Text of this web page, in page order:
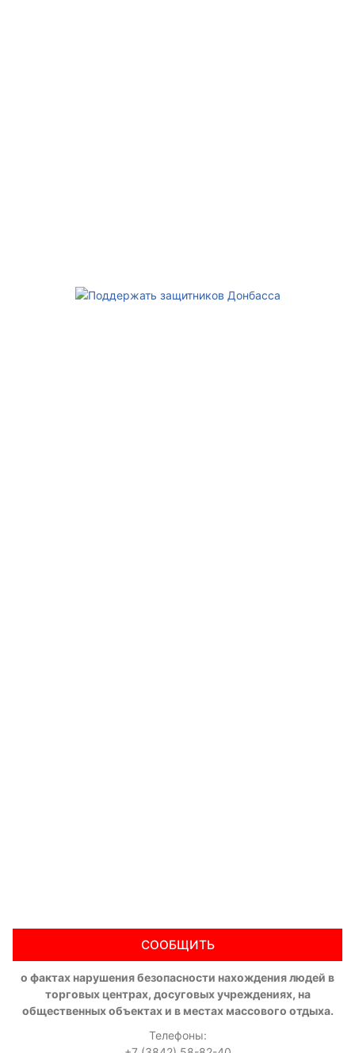
СООБЩИТЬ
о фактах нарушения безопасности нахождения людей в
торговых центрах, досуговых учреждениях, на
общественных объектах и в местах массового отдыха.
Телефоны: